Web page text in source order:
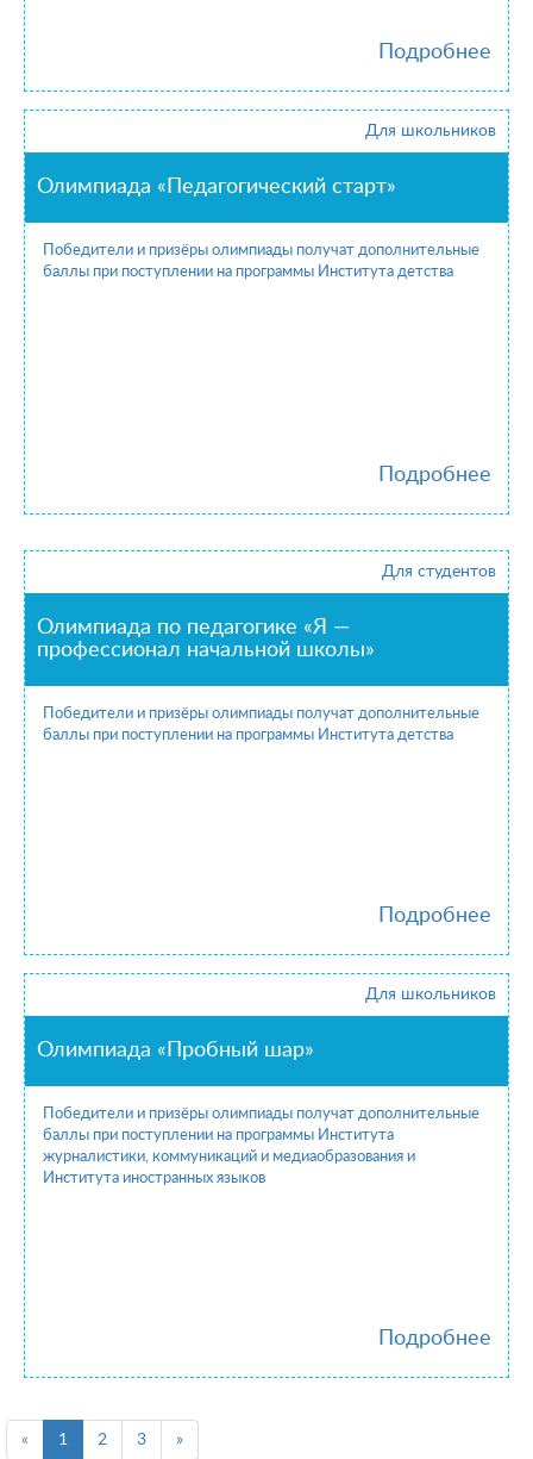
Подробнее
Для школьников
Олимпиада «Педагогический старт»
Победители и призёры олимпиады получат дополнительные
баллы при поступлении на программы Института детства
Подробнее
Для студентов
Олимпиада по педагогике «Я —
профессионал начальной школы»
Победители и призёры олимпиады получат дополнительные
баллы при поступлении на программы Института детства
Подробнее
Для школьников
Олимпиада «Пробный шар»
Победители и призёры олимпиады получат дополнительные
баллы при поступлении на программы Института
журналистики, коммуникаций и медиаобразования и
Института иностранных языков
Подробнее
« 1 2 3 »